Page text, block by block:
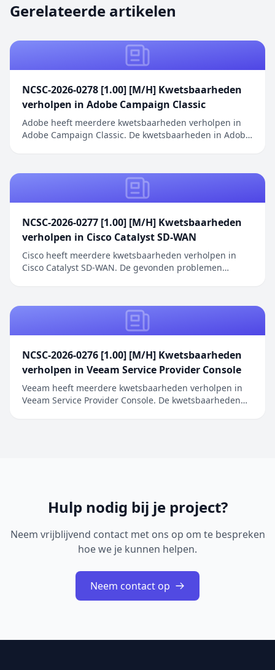
Gerelateerde artikelen
NCSC-2026-0278 [1.00] [M/H] Kwetsbaarheden
verholpen in Adobe Campaign Classic
Adobe heeft meerdere kwetsbaarheden verholpen in
Adobe Campaign Classic. De kwetsbaarheden in Adobe
zonder gebruikersinteractie, een onjuiste neutralisatie
van speciale elementen in de template en...
NCSC-2026-0277 [1.00] [M/H] Kwetsbaarheden
verholpen in Cisco Catalyst SD-WAN
Cisco heeft meerdere kwetsbaarheden verholpen in
Cisco Catalyst SD-WAN. De gevonden problemen
aan bestandsaccess en het opslaan van gevoelige
informatie in cleartext. Door deze kwetsbaarhede...
NCSC-2026-0276 [1.00] [M/H] Kwetsbaarheden
verholpen in Veeam Service Provider Console
Veeam heeft meerdere kwetsbaarheden verholpen in
Veeam Service Provider Console. De kwetsbaarheden
Hulp nodig bij je project?
Neem vrijblijvend contact met ons op om te bespreken
hoe we je kunnen helpen.
Neem contact op